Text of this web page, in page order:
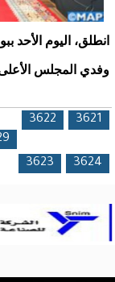
انطلق، اليوم الأحد
وفدي المجلس
الصفحات
3621
3622
3623 3624